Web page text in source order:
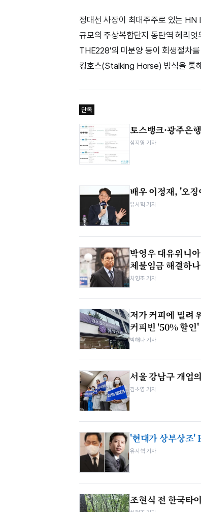
정대선 사장이 최대주주로 있는 HN
규모의 주상복합단지 동탄역 헤리
THE228′의 미분양 등이 회생절차
킹호스(Stalking Horse) 방식을 통
단독
토스뱅크·광주은
심지영 기자
배우 이정재, '오
유시혁 기자
박영우 대유위니
체불임금 해결하나
차형조 기자
저가 커피에 밀려
커피빈 '50% 할인
박해나 기자
서울 강남구 개업
김초영 기자
'현대가 상부상조'
유시혁 기자
조현식 전 한국타